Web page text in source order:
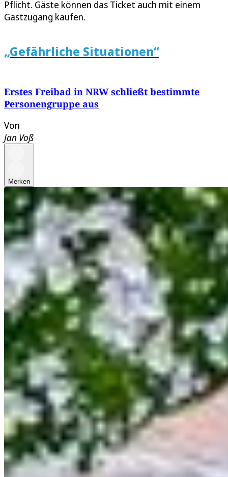
Pflicht. Gäste können das Ticket auch mit einem
Gastzugang kaufen.
„Gefährliche Situationen“
Erstes Freibad in NRW schließt bestimmte
Personengruppe aus
Von
Jan Voß
Merken